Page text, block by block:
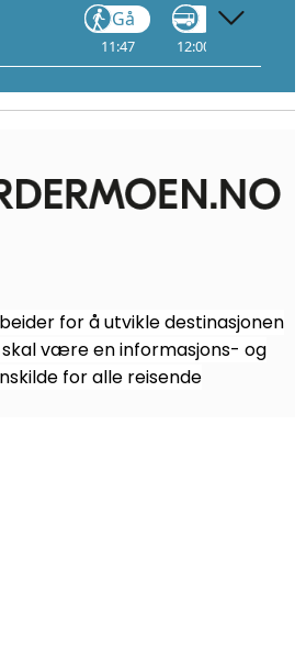
Gå
11:47 12:00
for å utvikle destinasjonen
være en informasjons- og
for alle reisende